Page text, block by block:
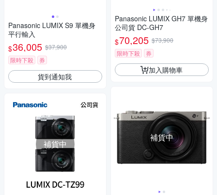
Panasonic LUMIX S9 單機身
平行輸入
$36,005 $37,900
限時下殺
券
貨到通知我
補貨中
Panasonic LUMIX GH7 單機身
公司貨 DC-GH7
$70,205 $73,900
限時下殺
券
加入購物車
補貨中